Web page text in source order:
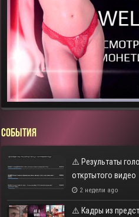
СОБЫТИЯ
⚠️ Результаты
откртытого видео
2 недели ago
⚠️ Кадры из